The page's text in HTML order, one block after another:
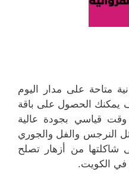
متاحة على مدار اليوم
يمكنك الحصول على باقة
قياسي بجودة عالية
النرجس والفل والجوري
شاكلتها من أزهار تصلح
في الكويت.